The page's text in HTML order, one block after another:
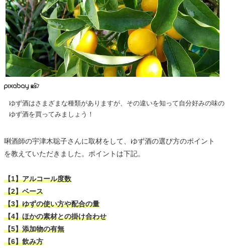
ゆず酒はさまざまな種類がありますが、その違いを知って自分好みの味の
ゆず酒を買ってみましょう！
唎酒師の宇津木聡子さんに取材をして、ゆず酒の選び方のポイント
を教えていただきました。ポイントは下記。
【1】アルコール度数
【2】ベース
【3】ゆずの使い方や配合の量
【4】ほかの素材との掛け合わせ
【5】添加物の有無
【6】飲み方